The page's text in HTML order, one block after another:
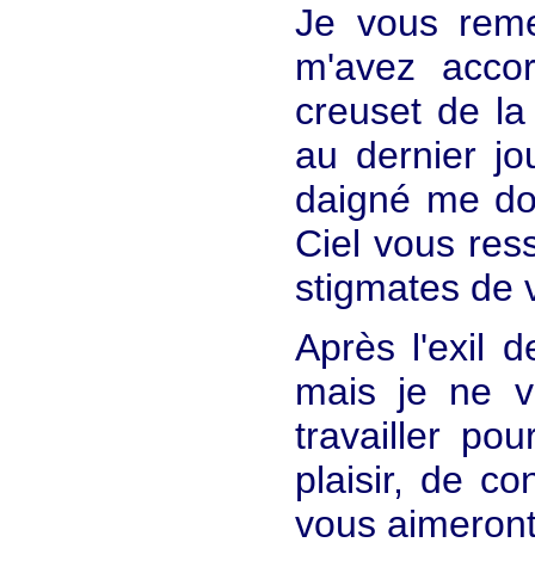
Je vous
m'avez
creuset de
au dernier
daigné me
Ciel vous
stigmates de
Après l'exil
mais je ne
travailler
plaisir, de
vous